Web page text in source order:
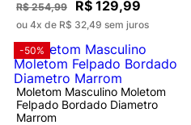
R$ 254,99 R$ 129,99
ou 4x de R$ 32,49 sem juros
-50%
Moletom Masculino Moletom
Felpado Bordado Diametro
Marrom